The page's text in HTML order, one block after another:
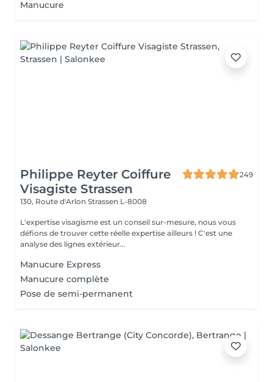
Manucure
Philippe Reyter Coiffure
Visagiste Strassen
249
130, Route d'Arlon Strassen L-8008
L'expertise visagisme est un conseil sur-mesure, nous vous
défions de trouver cette réelle expertise ailleurs ! C'est une
analyse des lignes extérieur...
Manucure Express
Manucure complète
Pose de semi-permanent